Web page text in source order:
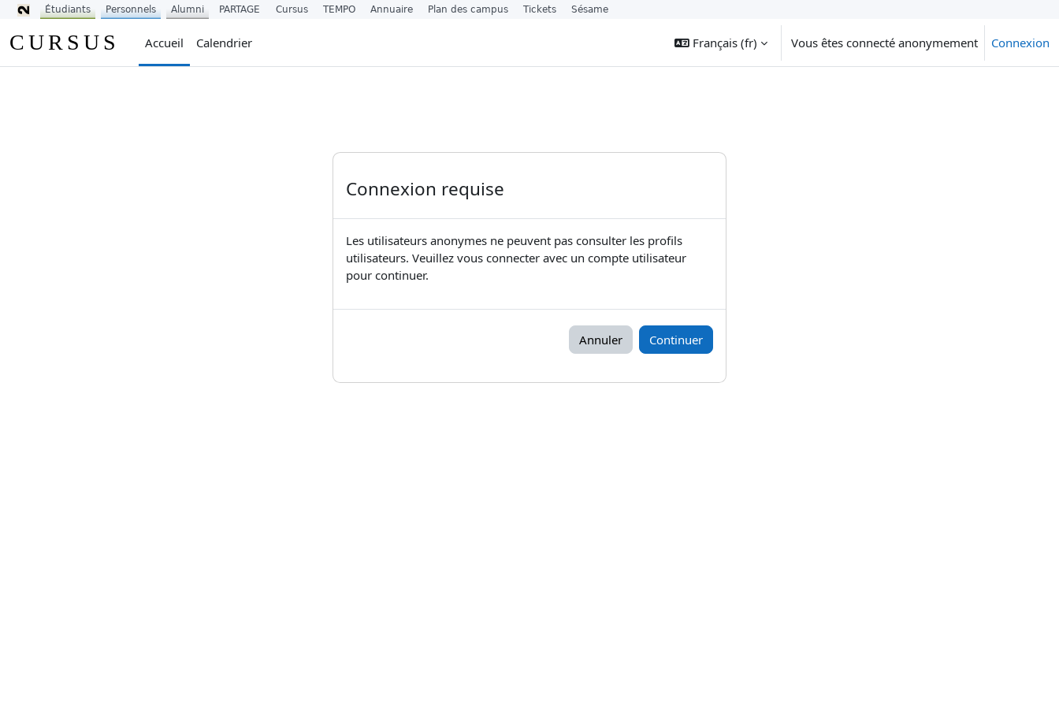
CURSUS Accueil Calendrier Français ‎(fr)‎ Vous êtes connecté anonymement Connexion
Connexion requise
Les utilisateurs anonymes ne peuvent pas consulter les profils
utilisateurs. Veuillez vous connecter avec un compte utilisateur
pour continuer.
Annuler Continuer
Étudiants Personnels Alumni PARTAGE Cursus TEMPO Annuaire Plan des campus Tickets Sésame